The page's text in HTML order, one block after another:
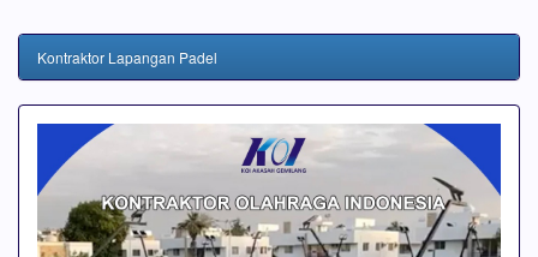
Kontraktor Lapangan Padel